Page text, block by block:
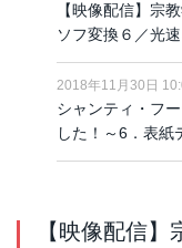
【映像配信】
ソフ変換６／光
2018年11月30日
シャンティ・フ
した！～6．表紙
【映像配信